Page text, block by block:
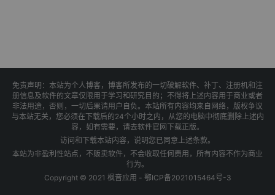
免责声明：本站为个人博客，博客所发布的一切破解软件、补丁、注册机和注
册信息及软件的文章仅限用于学习和研究目的；不得将上述内容用于商业或者
非法用途，否则，一切后果请用户自负。本站所有内容均来自网络，版权争议
与本站无关，您必须在下载后的24个小时之内，从您的电脑中彻底删除上述内
容，如有需要，请去软件官网下载正版。
访问和下载本站内容，说明您已同意上述条款。
本站为非盈利性站点，不贩卖软件，不会收取任何费用，所有内容不作为商业
行为。
Copyright © 2021 枫音应用 - 鄂ICP备2021015464号-3